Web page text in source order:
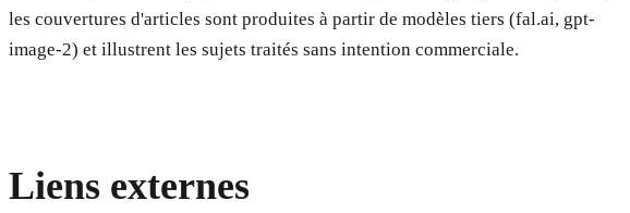
les couvertures d'articles sont produites à partir de modèles tiers (fal.ai, gpt-
image-2) et illustrent les sujets traités sans intention commerciale.
Liens externes